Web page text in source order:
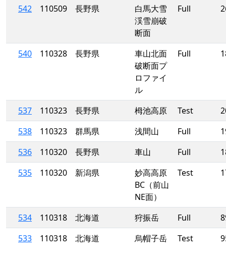
542 110509 長野県
白馬大雪
渓雪崩破
断面
Full
540 110328 長野県
車山北面
破断面プ
ロファイ
ル
Full
537 110323 長野県 栂池高原 Test
538
110323 群馬県 浅間山 Full
536
110320 長野県 車山 Full
535
110320 新潟県
妙高高原
BC（前山
NE面）
Test
534 110318 北海道 狩振岳 Full
533
110318 北海道 烏帽子岳 Test